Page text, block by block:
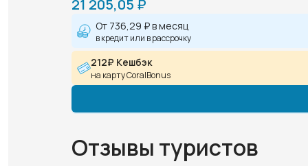
21 205,05 ₽
От 736,29 ₽в месяц
в кредит или в рассрочку
212₽ Кешбэк
на карту CoralBonus
Отзывы туристов